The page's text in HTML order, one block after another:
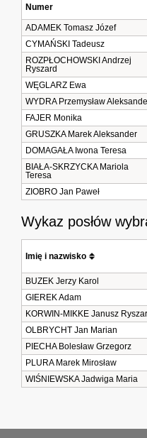
Numer
ADAMEK Tomasz Józef
CYMAŃSKI Tadeusz
ROZPŁOCHOWSKI Andrzej
Ryszard
WĘGLARZ Ewa
WYDRA Przemysław
FAJER Monika
GRUSZKA Marek Aleksander
DOMAGAŁA Iwona Teresa
BIAŁA-SKRZYCKA Mariola
Teresa
ZIOBRO Jan Paweł
Wykaz posłów
Imię i nazwisko
BUZEK Jerzy Karol
GIEREK Adam
KORWIN-MIKKE Janusz
OLBRYCHT Jan Marian
PIECHA Bolesław Grzegorz
PLURA Marek Mirosław
WIŚNIEWSKA Jadwiga Maria